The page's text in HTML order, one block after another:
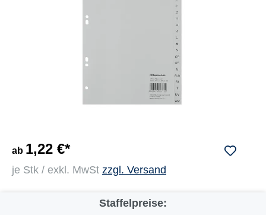
ab 1,22 €*
je Stk / exkl. MwSt zzgl. Versand
Staffelpreise: